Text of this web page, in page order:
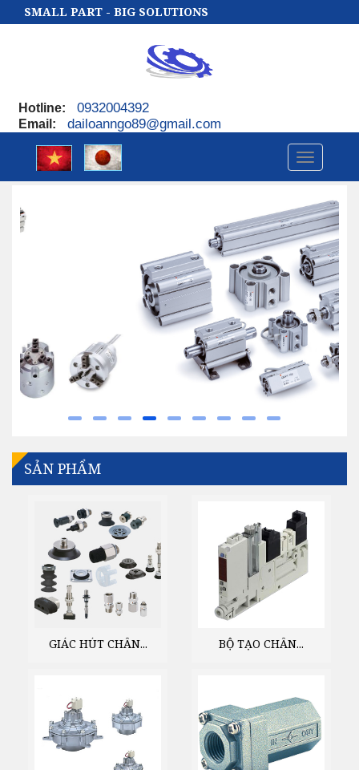
SMALL PART - BIG SOLUTIONS
Hotline: 0932004392
Email : dailoanngo89@gmail.com
Toggle
SẢN PHẨM
GIÁC HÚT CHÂN... BỘ TẠO CHÂN...